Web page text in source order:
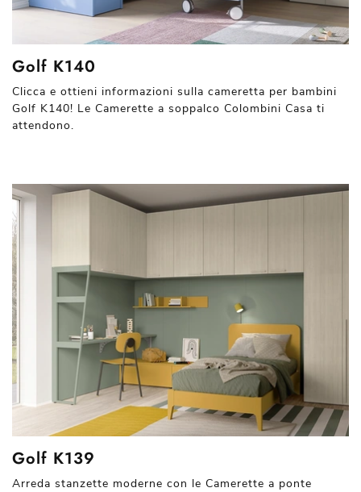
Golf K140
Clicca e ottieni informazioni sulla cameretta per bambini
Golf K140! Le Camerette a soppalco Colombini Casa ti
attendono.
Golf K139
Arreda stanzette moderne con le Camerette a ponte